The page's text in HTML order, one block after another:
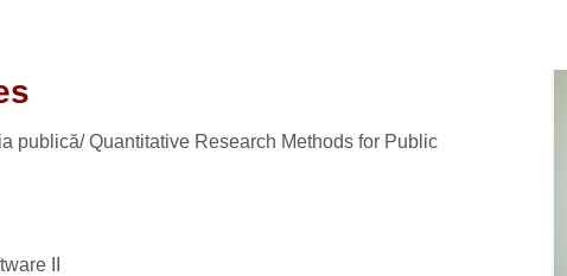
publică/ Quantitative Research Methods for Public
II